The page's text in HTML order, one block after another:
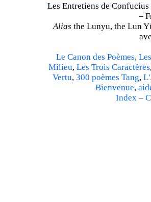
Les Entretiens de
–
Alias the Lunyu, the Lun
Le Canon des Poèmes,
Milieu, Les Trois Caractères
Vertu, 300 poèmes Tang,
Bienvenue,
Index –